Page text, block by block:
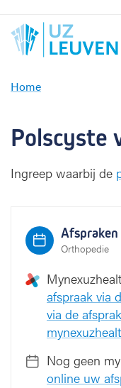
Home
s
y
v
e
w
d
e
Polscyste
Ingreep waarbij de
Afspraken
Orthopedie
afspraak via
via de
Nog geen
online uw